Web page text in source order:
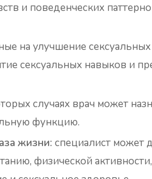
и поведенческих
на улучшение
сексуальных навыков и
случаях врач может
функцию.
жизни: специалист может
физической